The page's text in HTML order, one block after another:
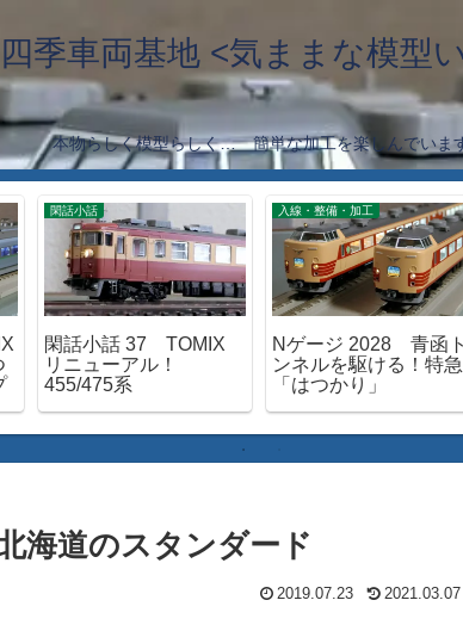
季車両基地 <気ままな模型
本物らしく模型らしく… 簡単な加工を楽しんでいま
閑話小話
閑話小話 37 TOMIX
リニューアル！
455/475系
入線・整備・加工
Nゲージ 2028 青函ト
ンネルを駆ける！特急
「はつかり」
海道のスタンダード
2019.07.23 2021.03.07